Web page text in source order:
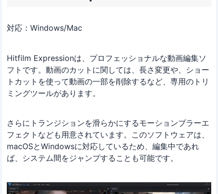
対応：Windows/Mac
Hitfilm Expressionは、プロフェッショナルな動画編集ソ
フトです。動画のカットに関しては、長さ変更や、ショー
トカットを使って動画の一部を削除するなど、専用のトリ
ミングツールがあります。
さらにトランジションを滑らかにするモーションブラーエ
フェクトなども用意されています。このソフトウェアは、
macOSとWindowsに対応しているため、編集中であれ
ば、システム間をジャンプすることも可能です。